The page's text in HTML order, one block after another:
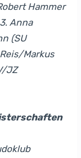
Hammer
Anna
(SU
Markus
JZ